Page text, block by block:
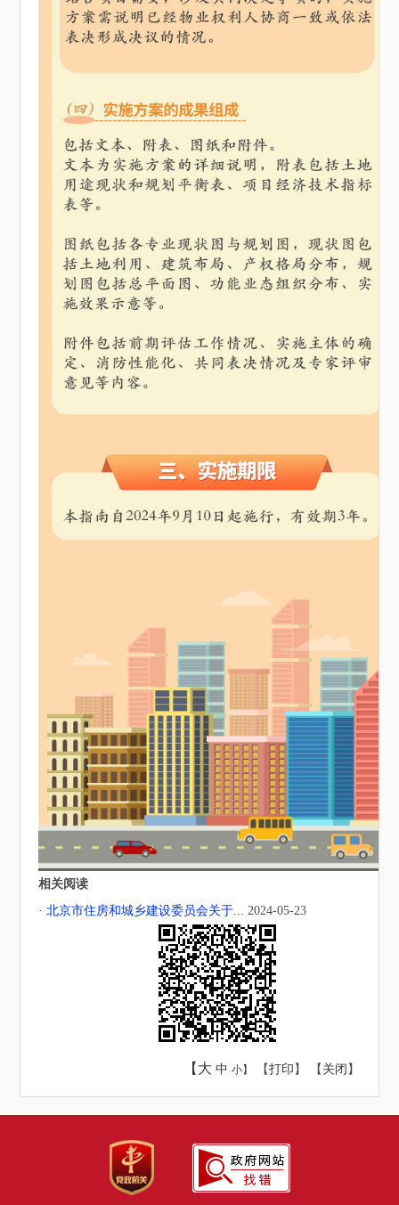
相关阅读
· 北京市住房和城乡建设委员会关于... 2024-05-23
【大 中 小】 【打印 】 【 关闭 】